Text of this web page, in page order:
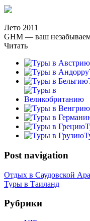
Лето 2011
GHM — ваш
Читать
Post navigation
Отдых в Саудовской
Туры в Таиланд
Рубрики